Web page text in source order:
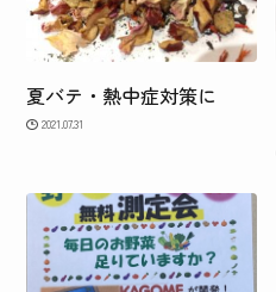
夏バテ・熱中症対策に
2021.07.31